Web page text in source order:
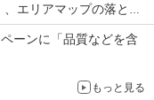
エリアマップの落とし
ーンに「品質などを含
もっと見る